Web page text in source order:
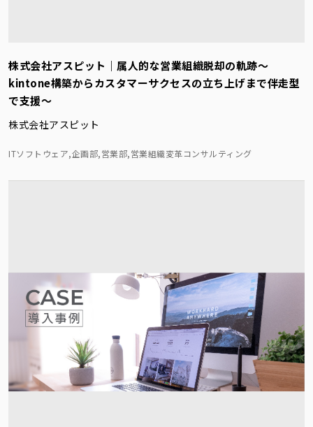
株式会社アスピット｜属人的な営業組織脱却の軌跡～
kintone構築からカスタマーサクセスの立ち上げまで伴走型
で支援～
株式会社アスピット
ITソフトウェア,企画部,営業部,営業組織変革コンサルティング